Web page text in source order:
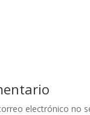
electrónico no